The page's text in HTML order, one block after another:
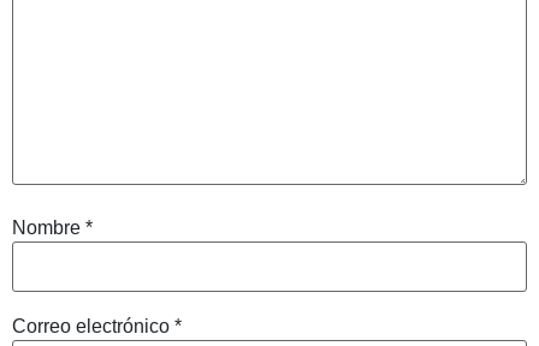
Nombre *
Correo electrónico *